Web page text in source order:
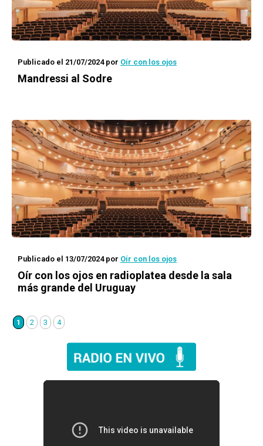
Publicado el 21/07/2024por Oír con los ojos
Mandressi al Sodre
Publicado el 13/07/2024por Oír con los ojos
Oír con los ojos en radioplatea desde la sala
más grande del Uruguay
1 2 3 4